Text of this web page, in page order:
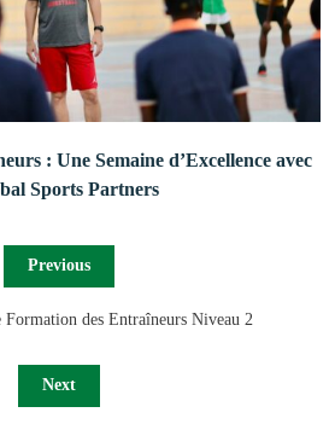
: Une Semaine d’Excellence avec
Sports Partners
Previous
Formation des Entraîneurs Niveau 2
Next